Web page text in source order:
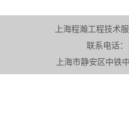
上海程瀚工程技术
联系电话：
上海市静安区中铁